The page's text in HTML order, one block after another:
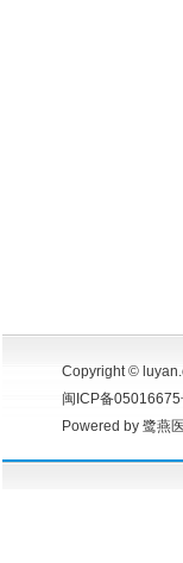
Copyright ©
闽ICP备05016675
Powered by 鹭燕